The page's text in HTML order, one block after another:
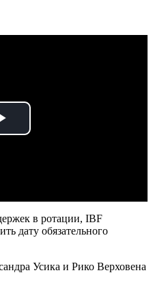
Play
в ротации, IBF
дату обязательного
Усика и Рико Верховена